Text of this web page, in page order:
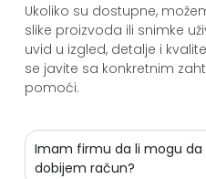
Ukoliko su dostupne,
slike proizvoda ili snimke
uvid u izgled, detalje i
se javite sa konkretnim
pomoći.
Imam firmu da li mogu
dobijem račun?